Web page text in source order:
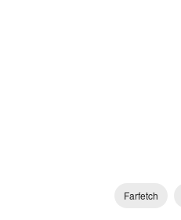
Farfetch